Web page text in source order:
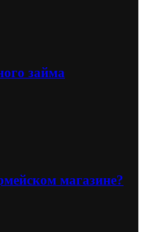
займа
магазине?